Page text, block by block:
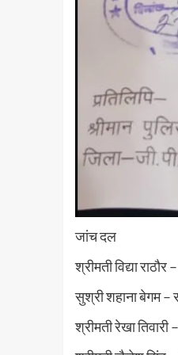
जांच दल
श्रीमती विद्या राठौर
सुश्री शहाना बेगम –
श्रीमती रेखा